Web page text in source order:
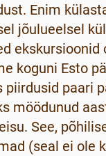
Enim
jõulueelsel
koguni Esto
piirdusid paari
möödunud
See,
(seal ei ole